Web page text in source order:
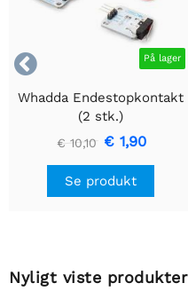
 På lager
Whadda Endestopkontakt
(2 stk.)
€ 10,10 € 1,90
Se produkt
Nyligt viste produkter